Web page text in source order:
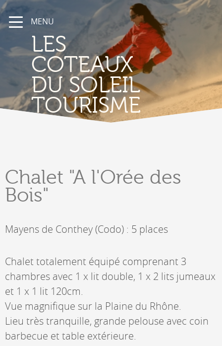
MENU
LES
COTEAUX
DU SOLEIL
TOURISME
Chalet "A l'Orée des
Bois"
Mayens de Conthey (Codo) : 5 places
Chalet totalement équipé comprenant 3
chambres avec 1 x lit double, 1 x 2 lits jumeaux
et 1 x 1 lit 120cm.
Vue magnifique sur la Plaine du Rhône.
Lieu très tranquille, grande pelouse avec coin
barbecue et table extérieure.